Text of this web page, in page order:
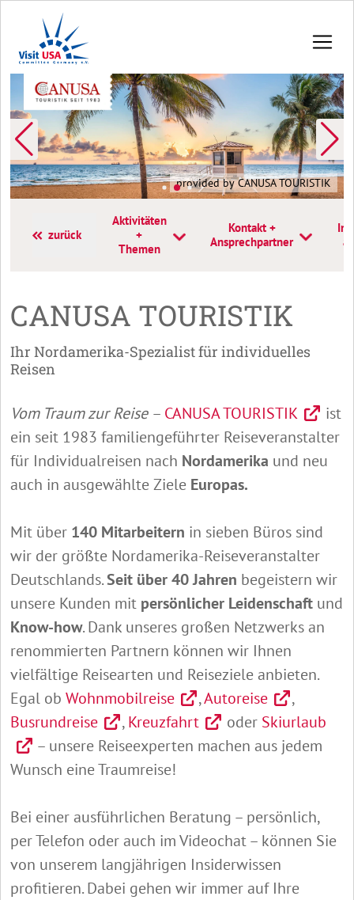
provided by CANUSA TOURISTIK
zurück
Aktivitäten
+
Themen
Kontakt +
Ansprechpartner
CANUSA TOURISTIK
Ihr Nordamerika-Spezialist für individuelles
Reisen
Vom Traum zur Reise – CANUSA TOURISTIK
ist
ein seit 1983 familiengeführter Reiseveranstalter
für Individualreisen nach Nordamerika und neu
auch in ausgewählte Ziele Europas.
Mit über 140 Mitarbeitern in sieben Büros sind
wir der größte Nordamerika-Reiseveranstalter
Deutschlands.Seit über 40 Jahren begeistern wir
unsere Kunden mit persönlicher Leidenschaft und
Know-how. Dank unseres großen Netzwerks an
renommierten Partnern können wir Ihnen
vielfältige Reisearten und Reiseziele anbieten.
Egal ob Wohnmobilreise ,Autoreise
,
Busrundreise
,Kreuzfahrt oder Skiurlaub
– unsere Reiseexperten machen aus jedem
Wunsch eine Traumreise!
Bei einer ausführlichen Beratung – persönlich,
per Telefon oder auch im Videochat – können Sie
von unserem langjährigen Insiderwissen
profitieren. Dabei gehen wir immer auf Ihre